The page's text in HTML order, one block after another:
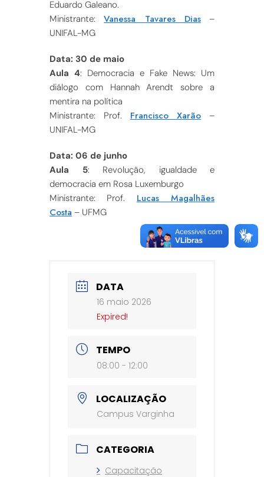
Eduardo Galeano.
Ministrante:Vanessa Tavares Dias–
UNIFAL-MG
Data: 30 de maio
Aula 4: Democracia e Fake News: Um
diálogo com Hannah Arendt sobre a
mentira na política
Ministrante: Prof. Francisco Xarão –
UNIFAL-MG
Data: 06 de junho
Aula 5: Revolução, igualdade e
democracia em Rosa Luxemburgo
Ministrante: Prof. Lucas Magalhães
Costa – UFMG
DATA
16 maio 2026
Expired!
TEMPO
08:00 - 12:00
LOCALIZAÇÃO
Campus Varginha
CATEGORIA
Capacitação